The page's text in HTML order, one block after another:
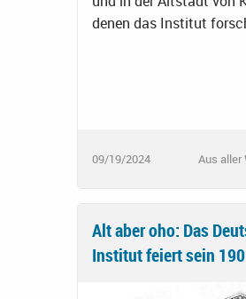
denen das Institut
09/19/2024 Aus aller
Alt aber oho: Das
Institut feiert sein